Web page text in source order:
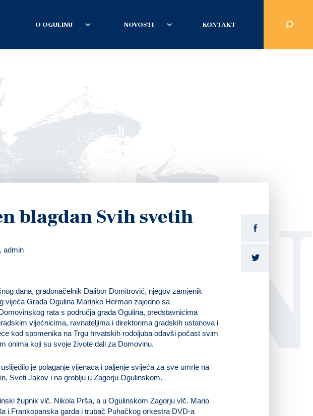
O OGULINU NOVOSTI KONTAKT
blagdan Svih svetih
admin
dana, gradonačelnik Dalibor Domitrović, njegov zamjenik
vijeća Grada Ogulina Marinko Herman zajedno sa
rata s područja grada Ogulina, predstavnicima
vijećnicima, ravnateljima i direktorima gradskih ustanova i
kod spomenika na Trgu hrvatskih rodoljuba odavši počast svim
onima koji su svoje živote dali za Domovinu.
je polaganje vijenaca i paljenje svijeća za sve umrle na
Sveti Jakov i na groblju u Zagorju Ogulinskom.
župnik vlč. Nikola Prša, a u Ogulinskom Zagorju vlč. Mario
i Frankopanska garda i trubač Puhačkog orkestra DVD-a